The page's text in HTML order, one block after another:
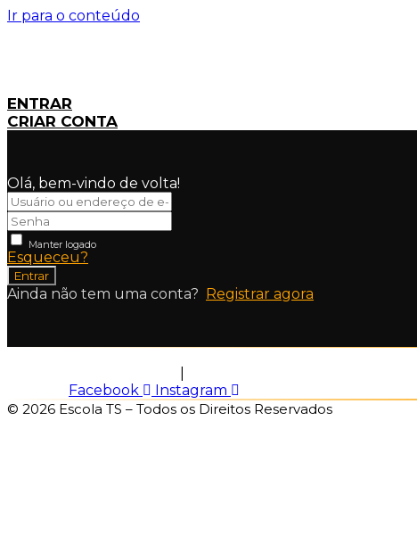
Ir para o conteúdo
ENTRAR
CRIAR CONTA
Olá, bem-vindo de volta!
Manter logado
Esqueceu?
Entrar
Ainda não tem uma conta? Registrar agora
Facebook
Instagram
© 2026 Escola TS – Todos os Direitos Reservados